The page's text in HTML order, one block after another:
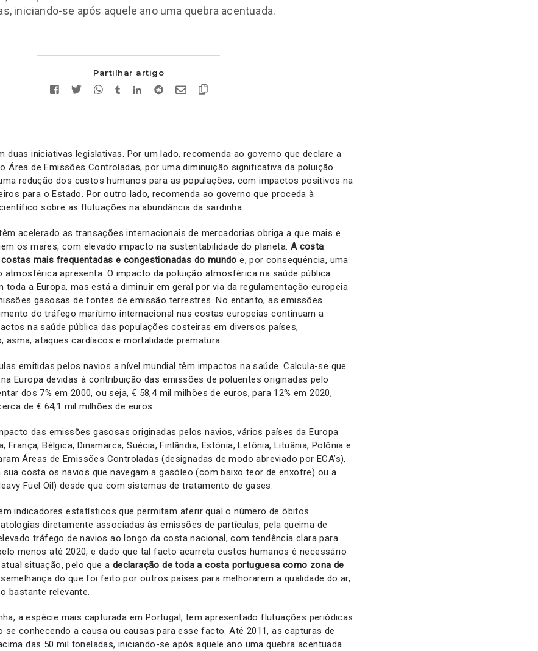
iniciando-se após aquele ano uma quebra acentuada.
Partilhar artigo
duas iniciativas legislativas. Por um lado, recomenda ao governo que declare a
Área de Emissões Controladas, por uma diminuição significativa da poluição
redução dos custos humanos para as populações, com impactos positivos na
para o Estado. Por outro lado, recomenda ao governo que proceda à
sobre as flutuações na abundância da sardinha.
acelerado as transações internacionais de mercadorias obriga a que mais e
os mares, com elevado impacto na sustentabilidade do planeta. A costa
mais frequentadas e congestionadas do mundo e, por consequência, uma
atmosférica apresenta. O impacto da poluição atmosférica na saúde pública
toda a Europa, mas está a diminuir em geral por via da regulamentação europeia
gasosas de fontes de emissão terrestres. No entanto, as emissões
do tráfego marítimo internacional nas costas europeias continuam a
na saúde pública das populações costeiras em diversos países,
asma, ataques cardíacos e mortalidade prematura.
emitidas pelos navios a nível mundial têm impactos na saúde. Calcula-se que
Europa devidas à contribuição das emissões de poluentes originadas pelo
dos 7% em 2000, ou seja, € 58,4 mil milhões de euros, para 12% em 2020,
de € 64,1 mil milhões de euros.
das emissões gasosas originadas pelos navios, vários países da Europa
França, Bélgica, Dinamarca, Suécia, Finlândia, Estónia, Letônia, Lituânia, Polônia e
Áreas de Emissões Controladas (designadas de modo abreviado por ECA’s),
costa os navios que navegam a gasóleo (com baixo teor de enxofre) ou a
Fuel Oil) desde que com sistemas de tratamento de gases.
indicadores estatísticos que permitam aferir qual o número de óbitos
diretamente associadas às emissões de partículas, pela queima de
tráfego de navios ao longo da costa nacional, com tendência clara para
menos até 2020, e dado que tal facto acarreta custos humanos é necessário
situação, pelo que a declaração de toda a costa portuguesa como zona de
do que foi feito por outros países para melhorarem a qualidade do ar,
bastante relevante.
a espécie mais capturada em Portugal, tem apresentado flutuações periódicas
se conhecendo a causa ou causas para esse facto. Até 2011, as capturas de
das 50 mil toneladas, iniciando-se após aquele ano uma quebra acentuada.